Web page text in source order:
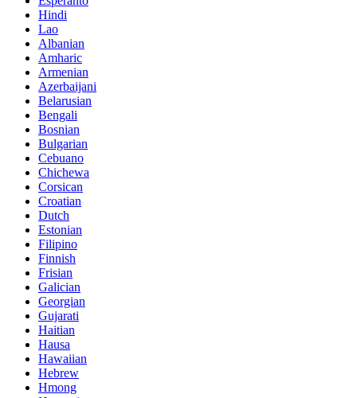
Hindi
Lao
Albanian
Amharic
Armenian
Azerbaijani
Belarusian
Bengali
Bosnian
Bulgarian
Cebuano
Chichewa
Corsican
Croatian
Dutch
Estonian
Filipino
Finnish
Frisian
Galician
Georgian
Gujarati
Haitian
Hausa
Hawaiian
Hebrew
Hmong